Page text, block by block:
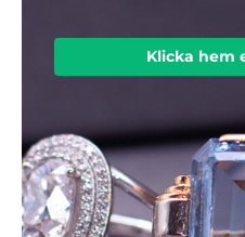
Klicka hem